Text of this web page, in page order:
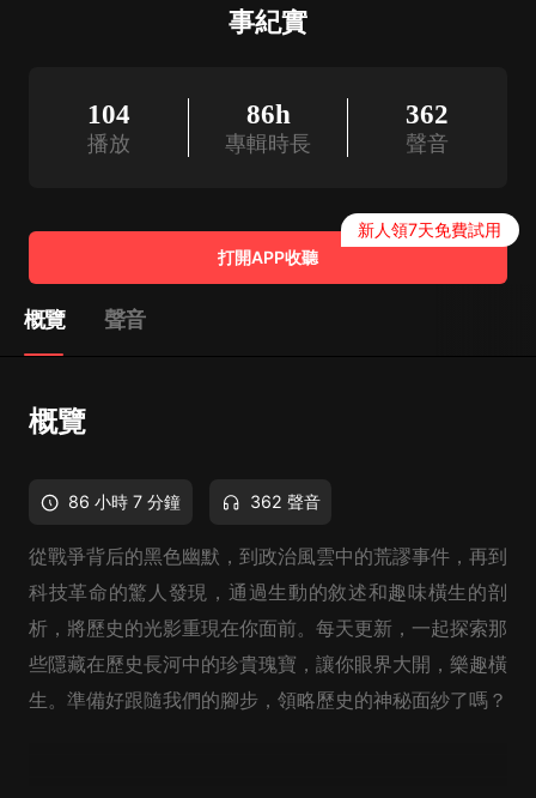
事紀實
104
播放
86h
專輯時長
362
聲音
打開APP收聽
新人領7天免費試用
概覽 聲音
概覽
86 小時 7 分鐘 362 聲音
從戰爭背后的黑色幽默，到政治風雲中的荒謬事件，再到
科技革命的驚人發現，通過生動的敘述和趣味橫生的剖
析，將歷史的光影重現在你面前。每天更新，一起探索那
些隱藏在歷史長河中的珍貴瑰寶，讓你眼界大開，樂趣橫
生。準備好跟隨我們的腳步，領略歷史的神秘面紗了嗎？